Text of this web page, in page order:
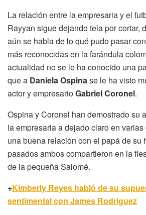
La relación entre la empresaria y el
Rayyan sigue dejando tela por cortar,
aún se habla de lo qué pudo pasar
más reconocidas en la farándula
actualidad no se le ha conocido una
que a Daniela Ospinase le ha visto
actor y empresarioGabriel Coronel.
Ospina y Coronel han demostrado su
la empresaria a dejado claro en
una buena relación con el papá de su
pasados ambos compartieron en la
de la pequeña Salomé.
+Kimberly Reyes habló de su
sentimental con James Rodríguez